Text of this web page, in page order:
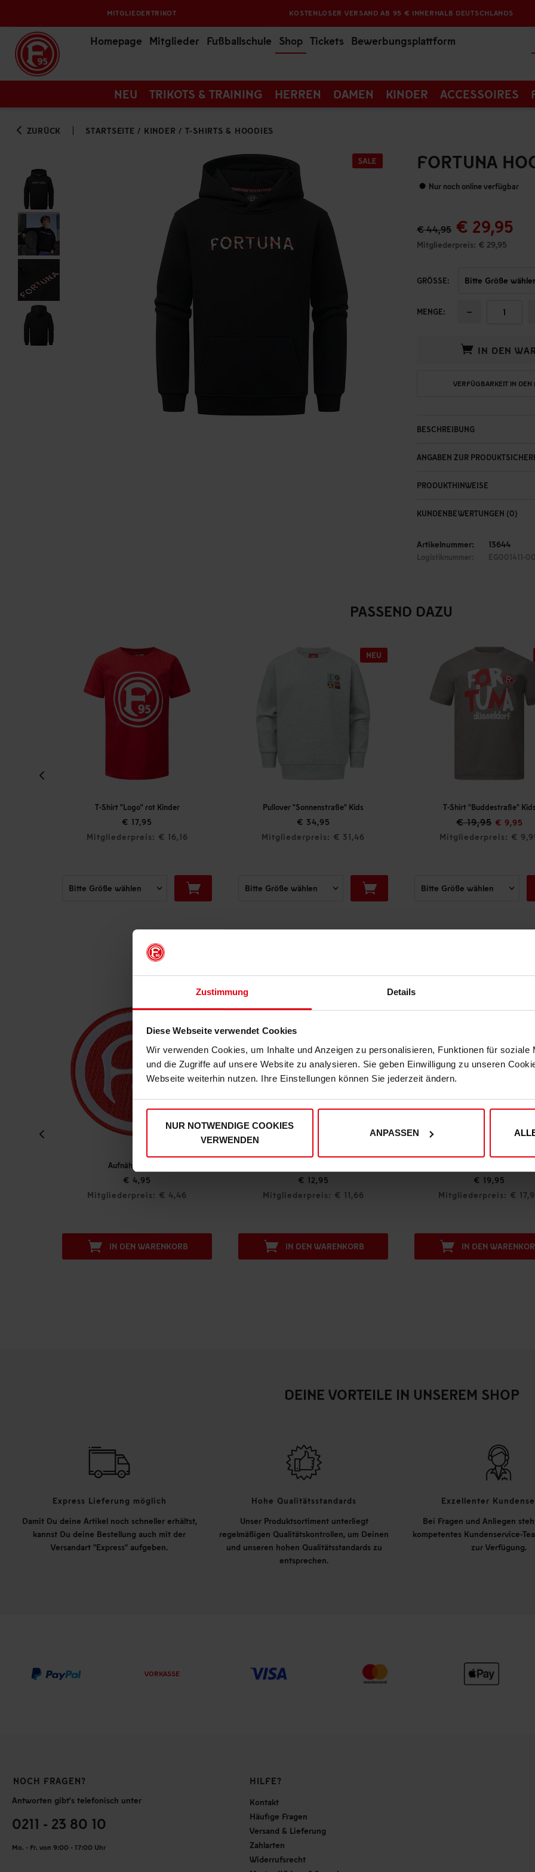
Zustimmung Details
Diese Webseite verwendet Cookies
Wir verwenden Cookies, um Inhalte und Anzeigen zu personalisieren, Funktionen für soziale
und die Zugriffe auf unsere Website zu analysieren. Sie geben Einwilligung zu unseren
Webseite weiterhin nutzen. Ihre Einstellungen können Sie jederzeit ändern.
NUR NOTWENDIGE COOKIES
VERWENDEN
ANPASSEN
MITGLIEDERTRIKOT KOSTENLOSER VERSAND AB 95 € INNERHALB DEUTSCHLANDS
Homepage Mitglieder Fußballschule Shop Tickets Bewerbungsplattform
NEU TRIKOTS & TRAINING HERREN DAMEN KINDER ACCESSOIRES
ZURÜCK STARTSEITE / KINDER / T-SHIRTS & HOODIES
FORTUNA
Nur noch online verfügbar
€ 44,95 € 29,95
Mitgliederpreis: € 29,95
GRÖSSE:
MENGE: −
IN DEN
VERFÜGBARKEIT IN
BESCHREIBUNG
ANGABEN ZUR
PRODUKTHINWEISE
KUNDENBEWERTUNGEN (0)
Artikelnummer: 13644
Logistiknummer: EG001411-
PASSEND DAZU
T-Shirt "Logo" rot Kinder
Mitgliederpreis: € 16,16
Pullover "Sonnenstraße" Kids
Mitgliederpreis: € 31,46
T-Shirt "Buddestraße" Kids
€ 9,95
Mitgliederpreis: € 9,95
Mitgliederpreis: € 4,46
IN DEN WARENKORB
Mitgliederpreis: € 11,66
IN DEN WARENKORB
Mitgliederpreis: € 17,96
IN DEN WARENKORB
DEINE VORTEILE IN UNSEREM SHOP
Express Lieferung möglich
Damit Du deine Artikel noch schneller erhältst,
kannst Du deine Bestellung auch mit der
Versandart "Express" aufgeben.
Hohe Qualitätsstandards
Unser Produktsortiment unterliegt
regelmäßigen Qualitätskontrollen, um Deinen
und unseren hohen Qualitätsstandards zu
entsprechen.
Exzellenter
Bei Fragen und Anliegen
kompetentes Kundenservice-
zur Verfügung.
VORKASSE
NOCH FRAGEN?
Antworten gibt's telefonisch unter
0211 - 23 80 10
Mo. - Fr. von 9:00 - 17:00 Uhr
HILFE?
Kontakt
Häufige Fragen
Versand & Lieferung
Zahlarten
Widerrufsrecht